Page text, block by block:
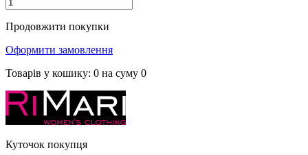
Продовжити покупки
Оформити замовлення
Товарів у кошику: 0 на суму 0
Куточок покупця